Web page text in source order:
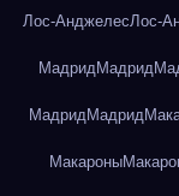
Лос-АнджелесЛос-
МадридМадрид
Мадрид Мадрид
Макароны